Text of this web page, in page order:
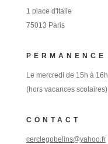
1 place d'Italie
75013 Paris
PERMANENCE
Le mercredi de 15h à 16h
(hors vacances scolaires)
CONTACT
cerclegobelins@yahoo.fr